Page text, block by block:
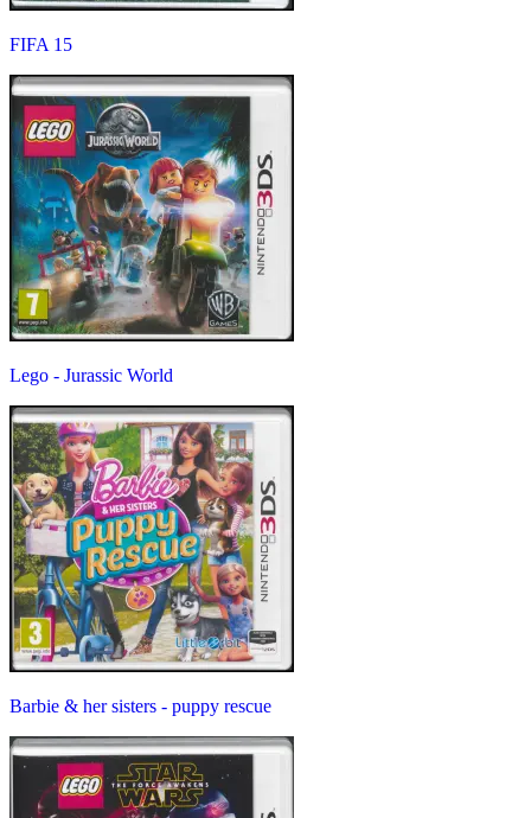
FIFA 15
Lego - Jurassic World
Barbie & her sisters - puppy rescue